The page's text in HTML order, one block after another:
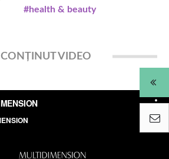
#health & beauty
CONȚINUT VIDEO